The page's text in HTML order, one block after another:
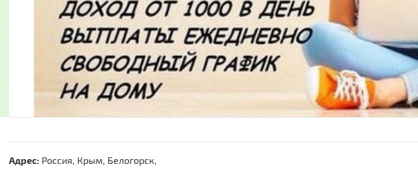
Адрес: Россия, Крым, Белогорск,